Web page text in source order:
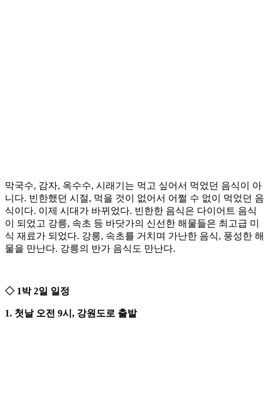
막국수, 감자, 옥수수, 시래기는 먹고 싶어서 먹었던 음식이 아
니다. 빈한했던 시절, 먹을 것이 없어서 어쩔 수 없이 먹었던 음
식이다. 이제 시대가 바뀌었다. 빈한한 음식은 다이어트 음식
이 되었고 강릉, 속초 등 바닷가의 신선한 해물들은 최고급 미
식 재료가 되었다. 강릉, 속초를 거치며 가난한 음식, 풍성한 해
물을 만난다. 강릉의 반가 음식도 만난다.
◇ 1박 2일 일정
1. 첫날 오전 9시, 강원도로 출발